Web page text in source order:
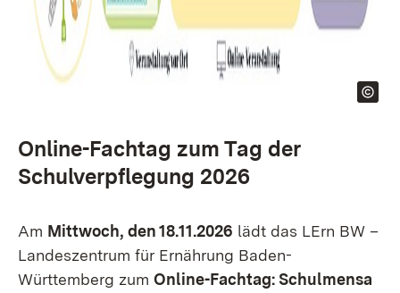
Online-Fachtag zum Tag der
Schulverpflegung 2026
Am Mittwoch, den 18.11.2026 lädt das LErn BW –
Landeszentrum für Ernährung Baden-
Württemberg zum Online-Fachtag: Schulmensa